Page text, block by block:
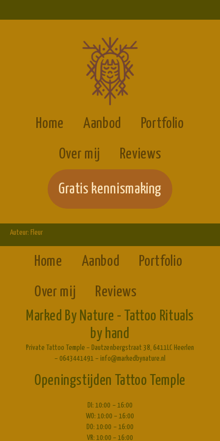
Home Aanbod Portfolio
Over mij Reviews
Gratis kennismaking
Auteur: Fleur
Home Aanbod Portfolio
Over mij
Reviews
Marked By Nature - Tattoo Rituals
by hand
Private Tattoo Temple – Dautzenbergstraat 38, 6411LC Heerlen
– 0643441491 – info@markedbynature.nl
Openingstijden Tattoo Temple
DI: 10:00 – 16:00
WO: 10:00 – 16:00
DO: 10:00 – 16:00
VR: 10:00 – 16:00